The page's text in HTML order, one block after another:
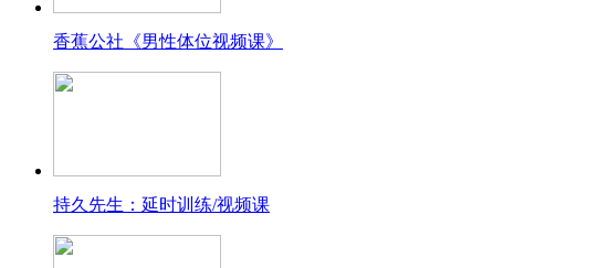
香蕉公社《男性体位视频课》
持久先生：延时训练/视频课